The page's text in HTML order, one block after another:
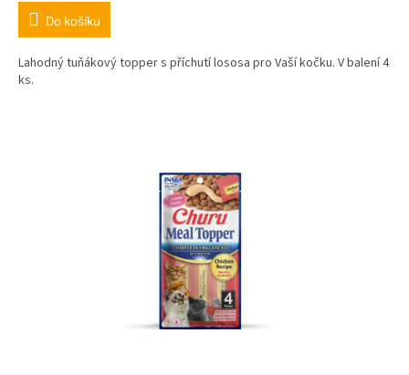
Do košíku
Lahodný tuňákový topper s příchutí lososa pro Vaší kočku. V balení 4
ks.